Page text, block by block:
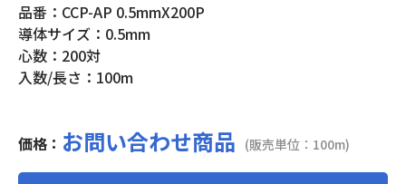
品番：CCP-AP 0.5mmX200P
導体サイズ：0.5mm
心数：200対
入数/長さ：100m
価格： お問い合わせ商品 (販売単位：100m)